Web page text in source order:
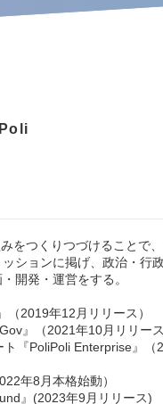
をつくりつづけることで
ションに掲げ、政治・行
開発・運営をする。
2019年12月リリース）
』（2021年10月リリース
『PoliPoli Enterprise』（
年8月本格始動）
』(2023年9月リリース)